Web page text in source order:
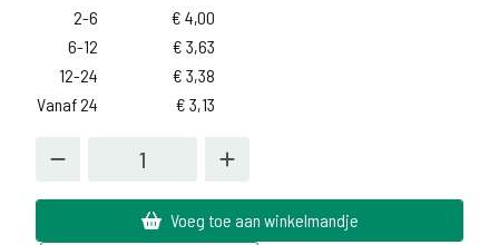
2-6
€ 4,00
6-12
€ 3,63
12-24
€ 3,38
Vanaf 24
€ 3,13
Voeg toe aan winkelmandje